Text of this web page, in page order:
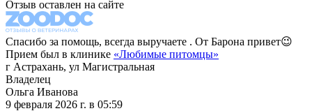
Отзыв оставлен на сайте
Спасибо за помощь, всегда выручаете . От Барона привет😉
Прием был в клинике «Любимые питомцы»
г Астрахань, ул Магистральная
Владелец
Ольга Иванова
9 февраля 2026 г. в 05:59